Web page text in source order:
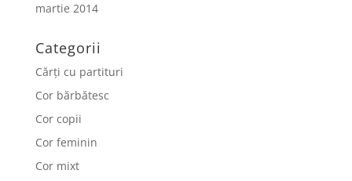
martie 2014
Categorii
Cărți cu partituri
Cor bărbătesc
Cor copii
Cor feminin
Cor mixt